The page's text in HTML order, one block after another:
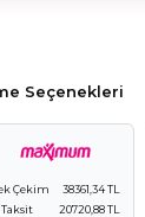
Seçenekleri
Çekim
38361,34 TL
20720,88 TL